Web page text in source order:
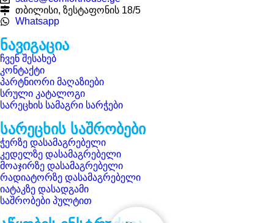
თბილისი, ზესტაფონის 18/5
Whatsapp
ნავიგაცია
ჩვენ შესახებ
კონტაქტი
პარტნიორი მაღაზიები
სრული კატალოგი
სარეცხის სამაგრი სარჭები
სარეცხის საშრობები
ჭერზე დასამაგრებელი
კედელზე დასამაგრებელი
მოაჯირზე დასამაგრებელი
რადიატორზე დასამაგრებელი
იატაკზე დასადგამი
საშრობები პულტით